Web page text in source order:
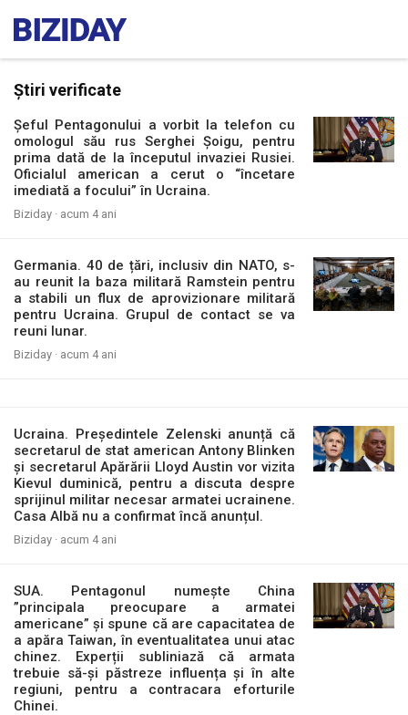
Știri verificate
Șeful Pentagonului a vorbit la telefon cu
omologul său rus Serghei Şoigu, pentru
prima dată de la începutul invaziei Rusiei.
Oficialul american a cerut o “încetare
imediată a focului” în Ucraina.
Biziday · acum 4 ani
Germania. 40 de țări, inclusiv din NATO, s-
au reunit la baza militară Ramstein pentru
a stabili un flux de aprovizionare militară
pentru Ucraina. Grupul de contact se va
reuni lunar.
Biziday · acum 4 ani
Ucraina. Președintele Zelenski anunță că
secretarul de stat american Antony Blinken
și secretarul Apărării Lloyd Austin vor vizita
Kievul duminică, pentru a discuta despre
sprijinul militar necesar armatei ucrainene.
Casa Albă nu a confirmat încă anunțul.
Biziday · acum 4 ani
SUA. Pentagonul numește China
”principala preocupare a armatei
americane” și spune că are capacitatea de
a apăra Taiwan, în eventualitatea unui atac
chinez. Experții subliniază că armata
trebuie să-și păstreze influența și în alte
regiuni, pentru a contracara eforturile
Chinei.